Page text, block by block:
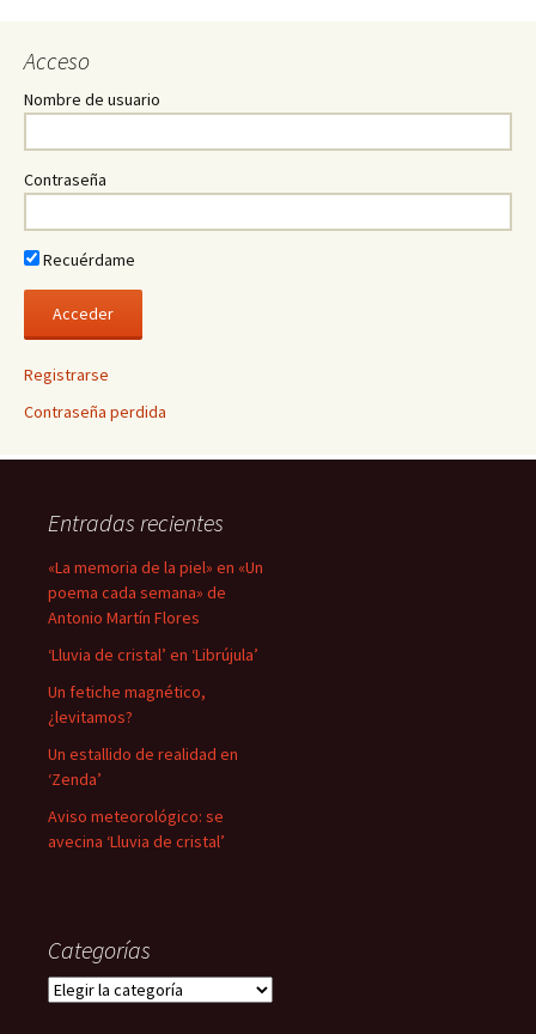
Acceso
Nombre de usuario
Contraseña
Recuérdame
Registrarse
Contraseña perdida
Entradas recientes
«La memoria de la piel» en «Un
poema cada semana» de
Antonio Martín Flores
‘Lluvia de cristal’ en ‘Librújula’
Un fetiche magnético,
¿levitamos?
Un estallido de realidad en
‘Zenda’
Aviso meteorológico: se
avecina ‘Lluvia de cristal’
Categorías
Categorías